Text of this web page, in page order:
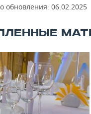
обновления: 06.02.2025